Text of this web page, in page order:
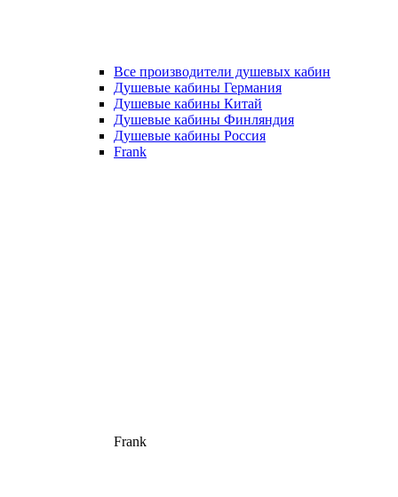
Все производители душевых кабин
Душевые кабины Германия
Душевые кабины Китай
Душевые кабины Финляндия
Душевые кабины Россия
Frank
Frank